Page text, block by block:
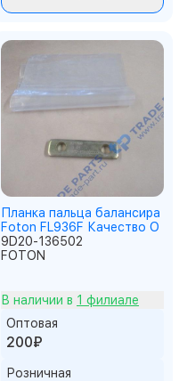
Планка пальца балансира
Foton FL936F Качество О
9D20-136502
FOTON
В наличии в 1 филиале
Оптовая
200₽
Розничная